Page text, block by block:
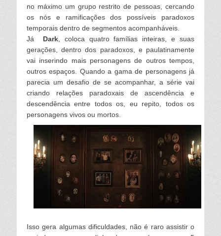
no máximo um grupo restrito de pessoas, cercando
os nós e ramificações dos possíveis paradoxos
temporais dentro de segmentos acompanháveis.
Já Dark, coloca quatro famílias inteiras, e suas
gerações, dentro dos paradoxos, e paulatinamente
vai inserindo mais personagens de outros tempos,
outros espaços. Quando a gama de personagens já
parecia um desafio de se acompanhar, a série vai
criando relações paradoxais de ascendência e
descendência entre todos os, eu repito, todos os
personagens vivos ou mortos.
Isso gera algumas dificuldades, não é raro assistir o